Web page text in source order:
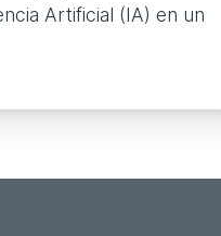
Artificial (IA) en un